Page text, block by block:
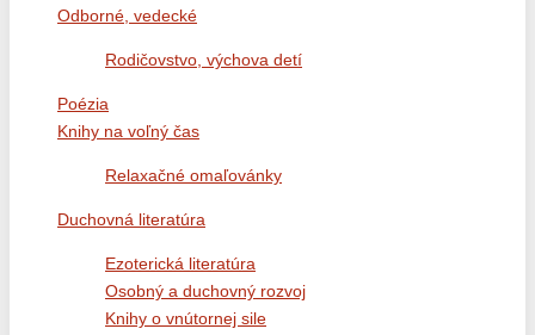
Odborné, vedecké
Rodičovstvo, výchova detí
Poézia
Knihy na voľný čas
Relaxačné omaľovánky
Duchovná literatúra
Ezoterická literatúra
Osobný a duchovný rozvoj
Knihy o vnútornej sile